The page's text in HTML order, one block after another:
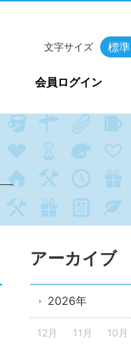
会員ログイン
文字サイズ 標準
アーカイブ
2026年
12月 11月 10月